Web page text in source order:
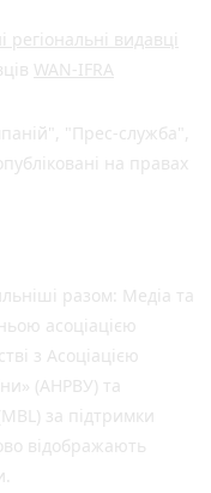
регіональні видавці
WAN-IFRA
"Прес-служба",
на правах
разом: Медіа та
асоціацією
з Асоціацією
(АНРВУ) та
за підтримки
відображають